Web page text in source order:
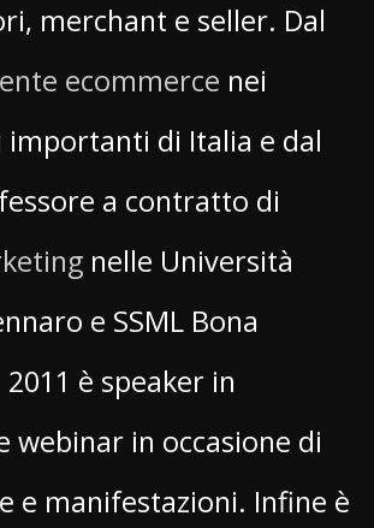
merchant e seller. Dal
ecommerce nei
importanti di Italia e dal
a contratto di
nelle Università
e SSML Bona
è speaker in
webinar in occasione di
e manifestazioni. Infine è